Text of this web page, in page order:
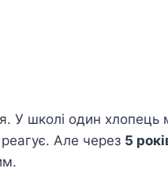
У школі один
Але через 5